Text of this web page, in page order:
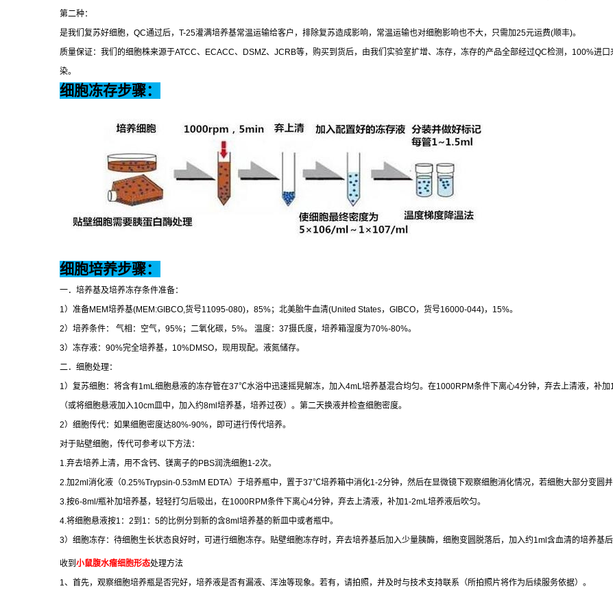
第二种：
是我们复苏好细胞， QC通过后， T-25灌满培养基常温运输给客户，排除复苏造成影响，常温运输也对细胞影响也不大，只需加25元运费(顺丰)。
质量保证：我们的细胞株来源于ATCC、 ECACC、 DSMZ、 JCRB等，购买到货后，由我们实验室扩增、冻存，冻存的产品全部经过QC检测， 100%进口
染。
细胞冻存步骤：
细胞培养步骤：
一．培养基及培养冻存条件准备：
1 ）准备MEM培养基(MEM:GIBCO, 货号11095-080)， 85%；北美胎牛血清(United States， GIBCO，货号16000-044)， 15%。
2）培养条件： 气相：空气， 95%；二氧化碳， 5%。 温度： 37摄氏度，培养箱湿度为70%-80%。
3）冻存液： 90%完全培养基， 10%DMSO，现用现配。液氮储存。
二．细胞处理：
1 ）复苏细胞：将含有1mL 细胞悬液的冻存管在37℃水浴中迅速摇晃解冻，加入4mL 培养基混合均匀。在1000RPM条件下离心4分钟，弃去上清液，补加
（或将细胞悬液加入10cm皿中，加入约8ml培养基，培养过夜）。第二天换液并检查细胞密度。
2）细胞传代：如果细胞密度达80%-90%，即可进行传代培养。
对于贴壁细胞，传代可参考以下方法：
1. 弃去培养上清，用不含钙、镁离子的PBS润洗细胞1-2次。
2. 加2ml消化液（0.25%Trypsin-0.53mM EDTA）于培养瓶中，置于37℃培养箱中消化1-2分钟，然后在显微镜下观察细胞消化情况，若细胞大部分变圆
3. 按6-8ml/瓶补加培养基，轻轻打匀后吸出，在1000RPM条件下离心4分钟，弃去上清液，补加1-2mL 培养液后吹匀。
4. 将细胞悬液按1 ： 2到 1 ： 5的比例分到新的含8ml培养基的新皿中或者瓶中。
3）细胞冻存：待细胞生长状态良好时，可进行细胞冻存。贴壁细胞冻存时，弃去培养基后加入少量胰酶，细胞变圆脱落后，加入约1ml含血清的培养基
收到 小鼠腹水瘤细胞形态处理方法
1 、首先，观察细胞培养瓶是否完好，培养液是否有漏液、浑浊等现象。若有，请拍照，并及时与技术支持联系（所拍照片将作为后续服务依据）。